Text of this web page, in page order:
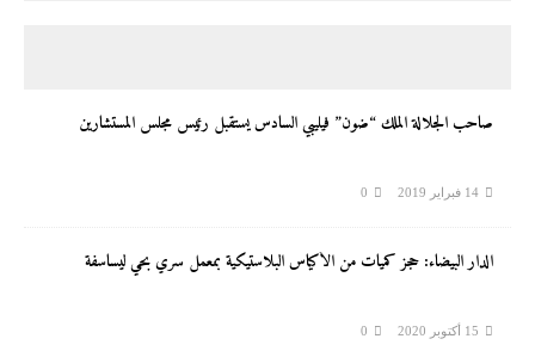
صاحب الجلالة الملك “ضون” فيليبي السادس يستقبل رئيس مجلس المستشارين
14 فبراير 2019 0
الدار البيضاء: حجز كميات من الأكياس البلاستيكية بمعمل سري بحي ليساسفة
15 أكتوبر 2020 0